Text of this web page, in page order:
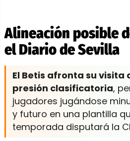
Alineación posible
el Diario de Sevilla
El Betis afronta su visita
presión clasificatoria,
jugadores jugándose
y futuro en una plantilla
temporada disputará la